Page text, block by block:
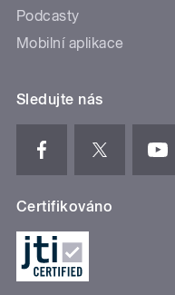
Podcasty
Mobilní aplikace
Sledujte nás
Certifikováno